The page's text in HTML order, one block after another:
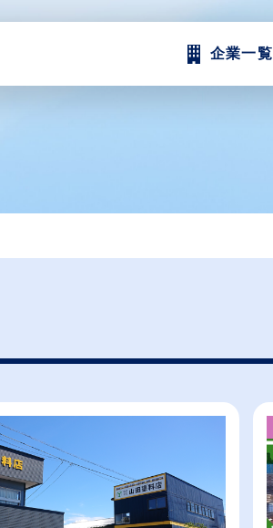
企業一覧